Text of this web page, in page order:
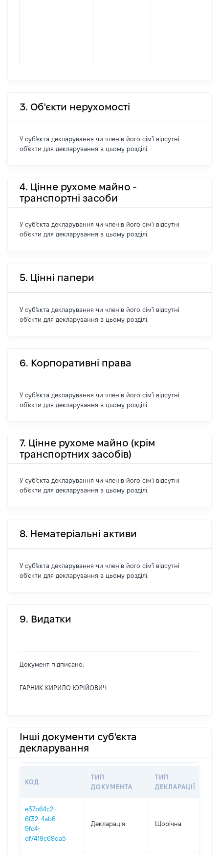
3. Об'єкти нерухомості
У суб'єкта декларування чи членів його сім'ї відсутні
об'єкти для декларування в цьому розділі.
4. Цінне рухоме майно -
транспортні засоби
У суб'єкта декларування чи членів його сім'ї відсутні
об'єкти для декларування в цьому розділі.
5. Цінні папери
У суб'єкта декларування чи членів його сім'ї відсутні
об'єкти для декларування в цьому розділі.
6. Корпоративні права
У суб'єкта декларування чи членів його сім'ї відсутні
об'єкти для декларування в цьому розділі.
7. Цінне рухоме майно (крім
транспортних засобів)
У суб'єкта декларування чи членів його сім'ї відсутні
об'єкти для декларування в цьому розділі.
8. Нематеріальні активи
У суб'єкта декларування чи членів його сім'ї відсутні
об'єкти для декларування в цьому розділі.
9. Видатки
Документ підписано:
ГАРНИК КИРИЛО ЮРІЙОВИЧ
Інші документи суб'єкта
декларування
КОД
ТИП
ДОКУМЕНТА
ТИП
ДЕКЛАРАЦІЇ
e37b64c2-
6f32-4ab6-
9fc4-
df7419c69da5
Декларація Щорічна